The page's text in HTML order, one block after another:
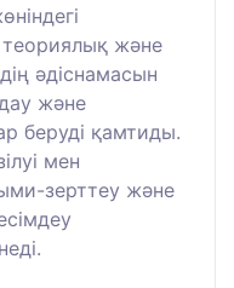
және
әдіснамасын
және
беруді қамтиды.
мен
зерттеу және